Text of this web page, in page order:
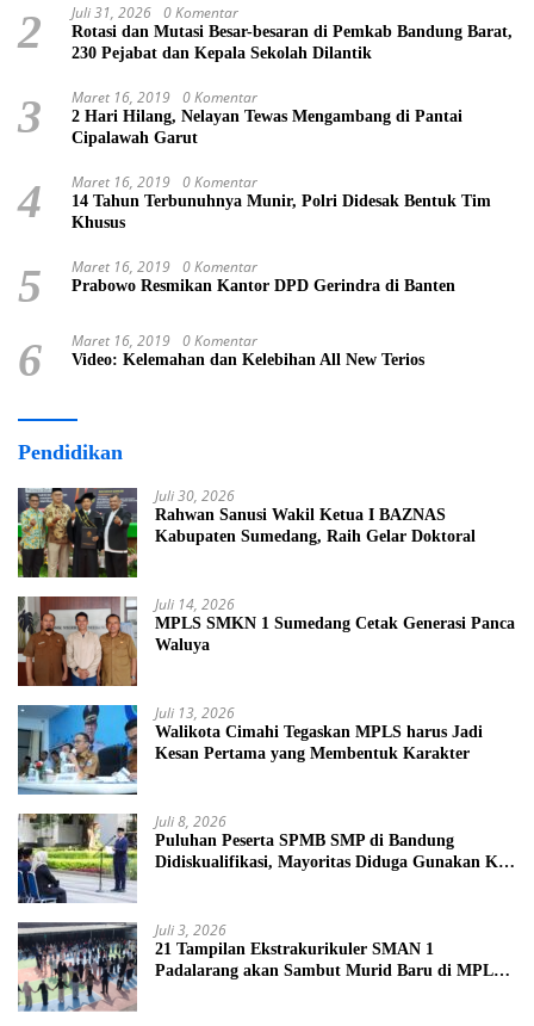
2 Juli 31, 2026 0 Komentar
Rotasi dan Mutasi Besar-besaran di Pemkab Bandung Barat,
230 Pejabat dan Kepala Sekolah Dilantik
3 Maret 16, 2019 0 Komentar
2 Hari Hilang, Nelayan Tewas Mengambang di Pantai
Cipalawah Garut
4 Maret 16, 2019 0 Komentar
14 Tahun Terbunuhnya Munir, Polri Didesak Bentuk Tim
Khusus
5 Maret 16, 2019 0 Komentar
Prabowo Resmikan Kantor DPD Gerindra di Banten
6 Maret 16, 2019 0 Komentar
Video: Kelemahan dan Kelebihan All New Terios
Pendidikan
Juli 30, 2026
Rahwan Sanusi Wakil Ketua I BAZNAS
Kabupaten Sumedang, Raih Gelar Doktoral
Juli 14, 2026
MPLS SMKN 1 Sumedang Cetak Generasi Panca
Waluya
Juli 13, 2026
Walikota Cimahi Tegaskan MPLS harus Jadi
Kesan Pertama yang Membentuk Karakter
Juli 8, 2026
Puluhan Peserta SPMB SMP di Bandung
Didiskualifikasi, Mayoritas Diduga Gunakan KK
Juli 3, 2026
21 Tampilan Ekstrakurikuler SMAN 1
Padalarang akan Sambut Murid Baru di MPLS